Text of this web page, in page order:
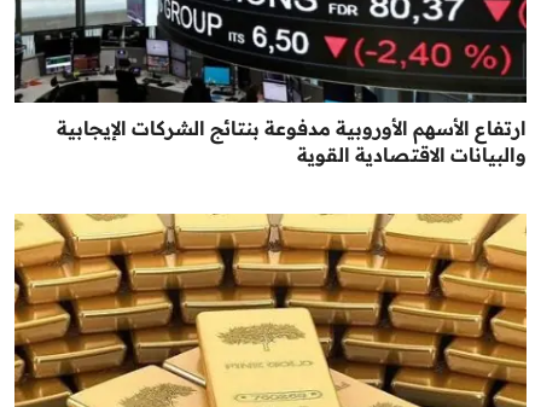
ارتفاع الأسهم الأوروبية مدفوعة بنتائج الشركات الإيجابية
والبيانات الاقتصادية القوية